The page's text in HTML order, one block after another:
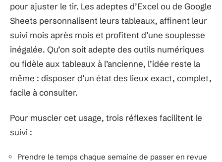
pour ajuster le tir. Les adeptes d’Excel ou de Google
Sheets personnalisent leurs tableaux, affinent leur
suivi mois après mois et profitent d’une souplesse
inégalée. Qu’on soit adepte des outils numériques
ou fidèle aux tableaux à l’ancienne, l’idée reste la
même : disposer d’un état des lieux exact, complet,
facile à consulter.
Pour muscler cet usage, trois réflexes facilitent le
suivi :
Prendre le temps chaque semaine de passer en revue